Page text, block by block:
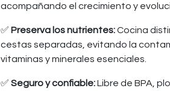
acompañando el crecimiento y
✅ Preserva los nutrientes:Cocina
cestas separadas, evitando la
vitaminas y minerales esenciales.
✅ Seguro y confiable:Libre de BPA,